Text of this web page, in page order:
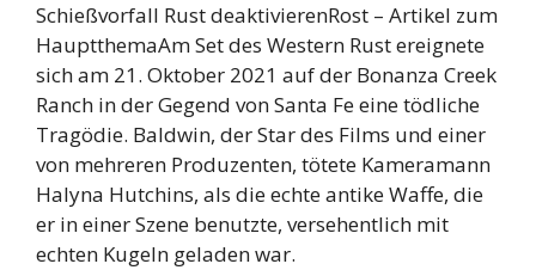
Schießvorfall Rust deaktivierenRost – Artikel zum
HauptthemaAm Set des Western Rust ereignete
sich am 21. Oktober 2021 auf der Bonanza Creek
Ranch in der Gegend von Santa Fe eine tödliche
Tragödie. Baldwin, der Star des Films und einer
von mehreren Produzenten, tötete Kameramann
Halyna Hutchins, als die echte antike Waffe, die
er in einer Szene benutzte, versehentlich mit
echten Kugeln geladen war.